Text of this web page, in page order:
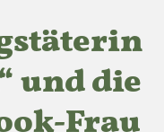
und die